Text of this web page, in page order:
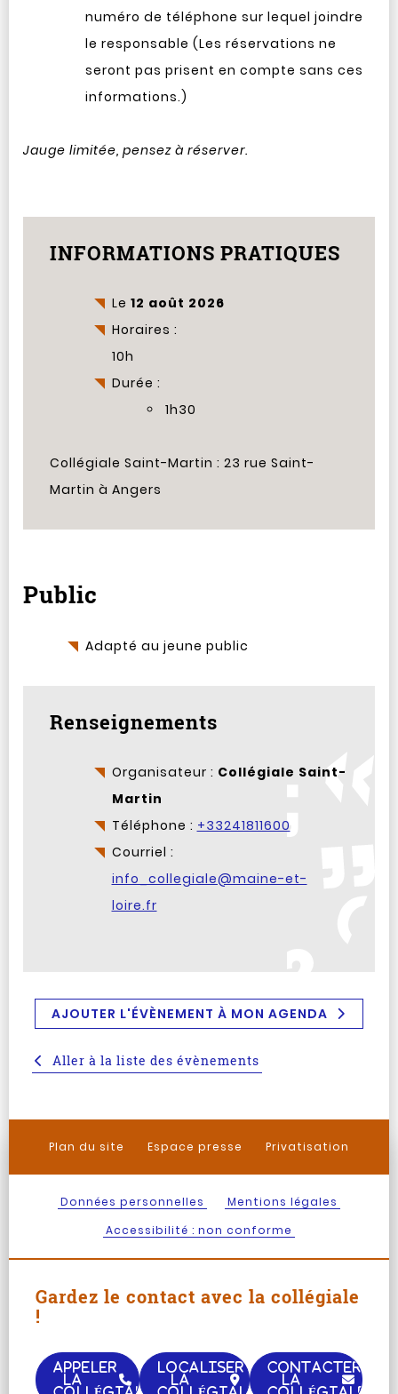
numéro de téléphone sur lequel joindre
le responsable (Les réservations ne
seront pas prisent en compte sans ces
informations.)
Jauge limitée, pensez à réserver.
INFORMATIONS PRATIQUES
Le 12 août 2026
Horaires :
10h
Durée :
1h30
Collégiale Saint-Martin : 23 rue Saint-
Martin à Angers
Public
Adapté au jeune public
Renseignements
Organisateur : Collégiale Saint-
Martin
Téléphone : +33241811600
Courriel :
info_collegiale@maine-et-
loire.fr
AJOUTER L'ÉVÈNEMENT À MON AGENDA
Aller à la liste des évènements
Plan du site Espace presse Privatisation
Données personnelles
Mentions légales
Accessibilité : non conforme
Gardez le contact avec la collégiale
!
APPELER
LA
LOCALISER
LA
CONTACTER
LA